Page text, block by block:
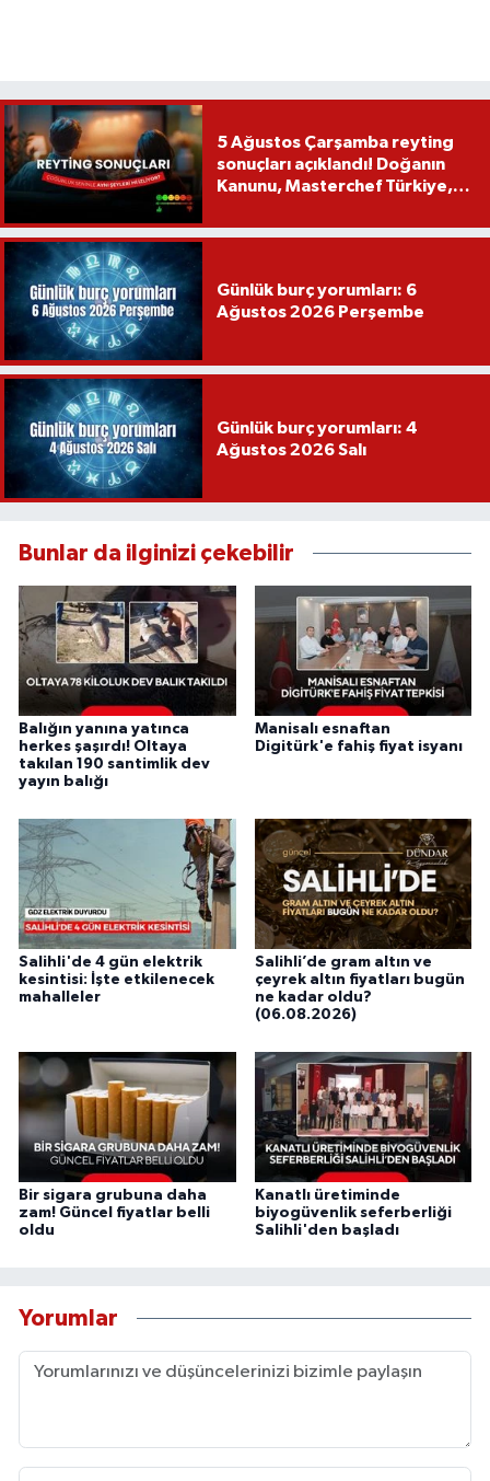
5 Ağustos Çarşamba reyting
sonuçları açıklandı! Doğanın
Kanunu, Masterchef Türkiye,
Günlük burç yorumları: 6
Ağustos 2026 Perşembe
Günlük burç yorumları: 4
Ağustos 2026 Salı
Bunlar da ilginizi çekebilir
Balığın yanına yatınca
herkes şaşırdı! Oltaya
takılan 190 santimlik dev
yayın balığı
Manisalı esnaftan
Digitürk'e fahiş fiyat isyanı
Salihli'de 4 gün elektrik
kesintisi: İşte etkilenecek
mahalleler
Salihli’de gram altın ve
çeyrek altın fiyatları bugün
ne kadar oldu?
(06.08.2026)
Bir sigara grubuna daha
zam! Güncel fiyatlar belli
oldu
Kanatlı üretiminde
biyogüvenlik seferberliği
Salihli'den başladı
Yorumlar